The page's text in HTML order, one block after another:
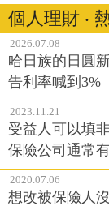
個人理財 ‧
2026.07.08
哈日族的日圓
告利率喊到3%
2023.11.21
受益人可以填
保險公司通常
2020.07.06
想改被保險人